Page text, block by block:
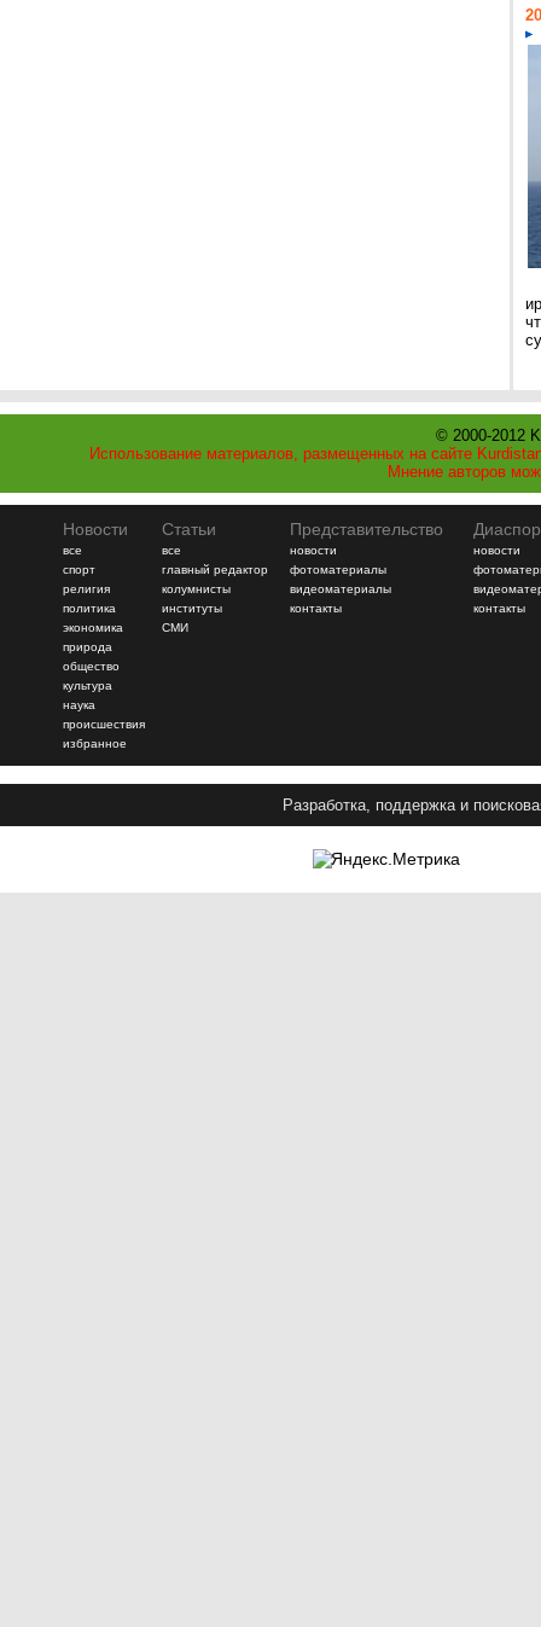
© 2000-2012
Использование материалов, размещенных на сайте
Мнение авторов
Новости
все
спорт
религия
политика
экономика
природа
общество
культура
наука
происшествия
избранное
Статьи
все
главный редактор
колумнисты
институты
СМИ
Представительство
новости
фотоматериалы
видеоматериалы
контакты
новости
контакты
Разработка, поддержка и